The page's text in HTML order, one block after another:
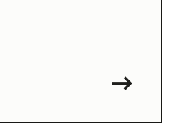
arrow_right_alt